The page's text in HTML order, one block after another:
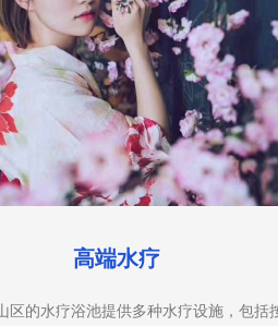
精油按摩
油按摩是一种结合了深层组织按摩和芳